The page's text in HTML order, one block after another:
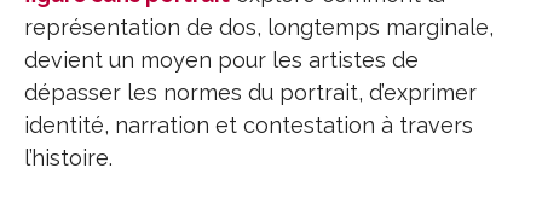
représentation de dos, longtemps marginale,
devient un moyen pour les artistes de
dépasser les normes du portrait, d’exprimer
identité, narration et contestation à travers
l’histoire.